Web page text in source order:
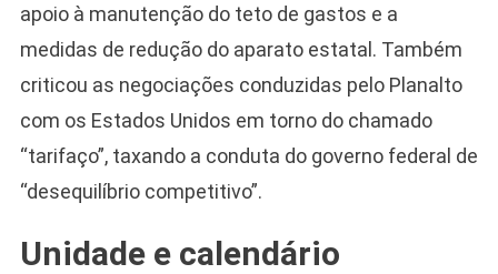
apoio à manutenção do teto de gastos e a
medidas de redução do aparato estatal. Também
criticou as negociações conduzidas pelo Planalto
com os Estados Unidos em torno do chamado
“tarifaço”, taxando a conduta do governo federal de
“desequilíbrio competitivo”.
Unidade e calendário